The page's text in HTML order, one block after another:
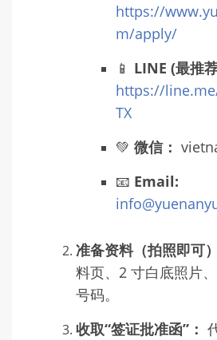
https://
m/apply/
📱 LINE (最推
https://
TX
💚 微信：
📧 Email:
准备资料（拍照即可
料页、2 寸白底照片
号码。
收取“签证批准函”：